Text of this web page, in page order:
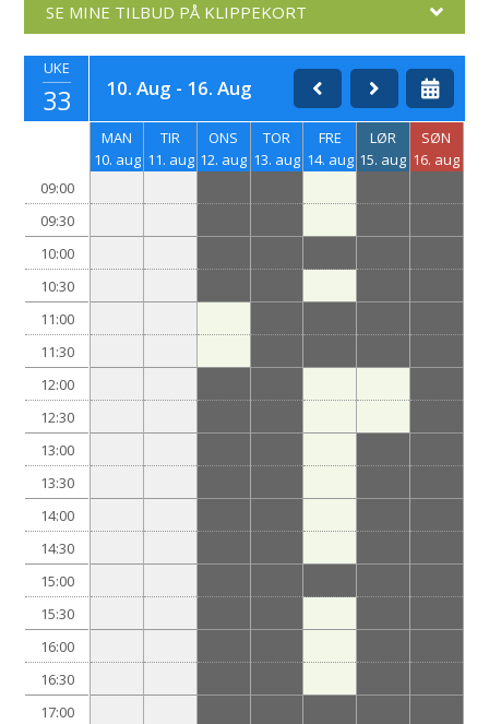
SE MINE TILBUD PÅ KLIPPEKORT
UKE
33 10. Aug - 16. Aug
09:00
09:30
10:00
10:30
11:00
11:30
12:00
12:30
13:00
13:30
14:00
14:30
15:00
15:30
16:00
16:30
17:00
MAN
10. aug
TIR
11. aug
ONS
12. aug
TOR
13. aug
FRE
14. aug
LØR
15. aug
SØN
16. aug